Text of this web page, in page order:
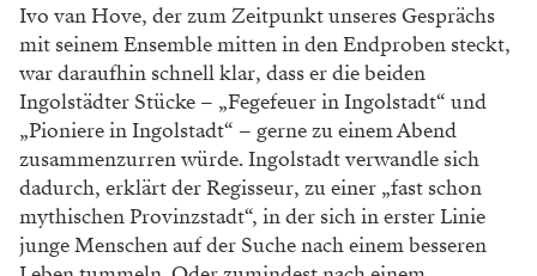
Ivo van Hove, der zum Zeitpunkt unseres Gesprächs
mit seinem Ensemble mitten in den Endproben steckt,
war daraufhin schnell klar, dass er die beiden
Ingolstädter Stücke – „Fegefeuer in Ingolstadt“ und
„Pioniere in Ingolstadt“ – gerne zu einem Abend
zusammenzurren würde. Ingolstadt verwandle sich
dadurch, erklärt der Regisseur, zu einer „fast schon
mythischen Provinzstadt“, in der sich in erster Linie
junge Menschen auf der Suche nach einem besseren